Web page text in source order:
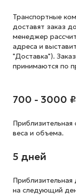
Транспортные
доставят заказ
менеджер
адреса и
"Доставка").
принимаются по
700 - 3000 ₽
Приблизительная
веса и объема.
5 дней
Приблизительная
на следующий